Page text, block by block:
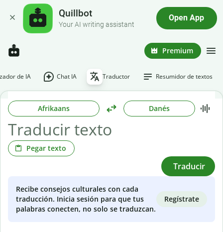
Quillbot
Your AI writing assistant
Open App
Premium
de IA Chat IA Traductor Resumidor de textos
Afrikaans Danés
Pegar texto
Traducir
Recibe consejos culturales con cada
traducción. Inicia sesión para que tus
palabras conecten, no solo se traduzcan.
Regístrate